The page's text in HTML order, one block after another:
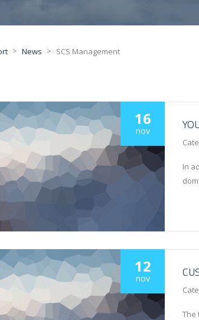
> News > SCS Management
16
nov
In
12
nov
The